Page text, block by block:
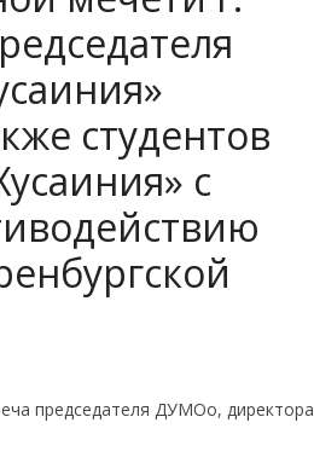
студентов
с
председателя ДУМОо, директора